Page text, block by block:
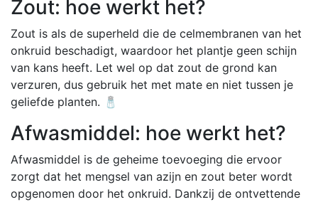
Zout: hoe werkt het?
Zout is als de superheld die de celmembranen van het
onkruid beschadigt, waardoor het plantje geen schijn
van kans heeft. Let wel op dat zout de grond kan
verzuren, dus gebruik het met mate en niet tussen je
geliefde planten. 🧂
Afwasmiddel: hoe werkt het?
Afwasmiddel is de geheime toevoeging die ervoor
zorgt dat het mengsel van azijn en zout beter wordt
opgenomen door het onkruid. Dankzij de ontvettende